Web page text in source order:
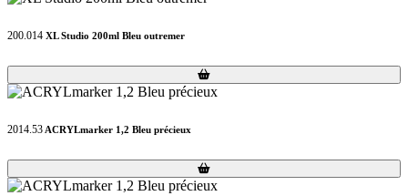
200.014 XL Studio 200ml Bleu outremer
Loading...
Loading...
2014.53 ACRYLmarker 1,2 Bleu précieux
Loading...
Loading...